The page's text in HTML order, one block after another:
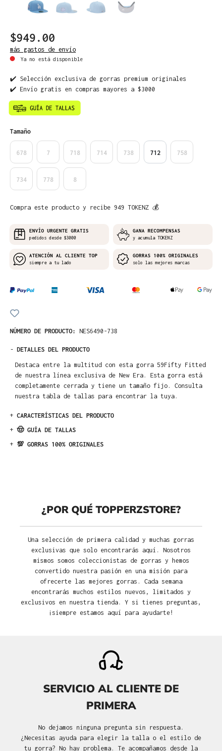
$949.00
más gastos de envío
Ya no está disponible
✔️ Selección exclusiva de gorras premium originales
✔️ Envío gratis en compras mayores a $3000
Seleccione
Tamaño
678 7 718 714 738 712 758
734 778 8
Compra este producto y recibe 949 TOKENZ 💰
ENVÍO URGENTE GRATIS
pedidos desde $3000
GANA RECOMPENSAS
y acumula TOKENZ
ATENCIÓN AL CLIENTE TOP
siempre a tu lado
GORRAS 100% ORIGINALES
solo las mejores marcas
NÚMERO DE PRODUCTO: NES6490-738
- DETALLES DEL PRODUCTO
Destaca entre la multitud con esta gorra 59Fifty Fitted
de nuestra línea exclusiva de New Era. Esta gorra está
completamente cerrada y tiene un tamaño fijo. Consulta
nuestra tabla de tallas para encontrar la tuya.
+ CARACTERÍSTICAS DEL PRODUCTO
+ 🤠 GUÍA DE TALLAS
+ 💯 GORRAS 100% ORIGINALES
¿POR QUÉ TOPPERZSTORE?
Una selección de primera calidad y muchas gorras
exclusivas que solo encontrarás aquí. Nosotros
mismos somos coleccionistas de gorras y hemos
convertido nuestra pasión en una misión para
ofrecerte las mejores gorras. Cada semana
encontrarás muchos estilos nuevos, limitados y
exclusivos en nuestra tienda. Y si tienes preguntas,
¡siempre estamos aquí para ayudarte!
SERVICIO AL CLIENTE DE
PRIMERA
No dejamos ninguna pregunta sin respuesta.
¿Necesitas ayuda para elegir la talla o el estilo de
tu gorra? No hay problema. Te acompañamos desde la